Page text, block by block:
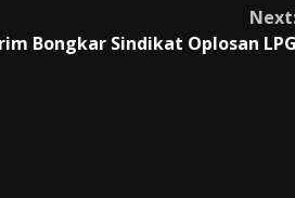
Bongkar Sindikat Oplosan